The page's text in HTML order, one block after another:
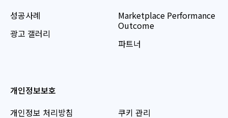
성공사례
광고 갤러리
Marketplace Performance
Outcome
파트너
개인정보보호
개인정보 처리방침
쿠키 관리